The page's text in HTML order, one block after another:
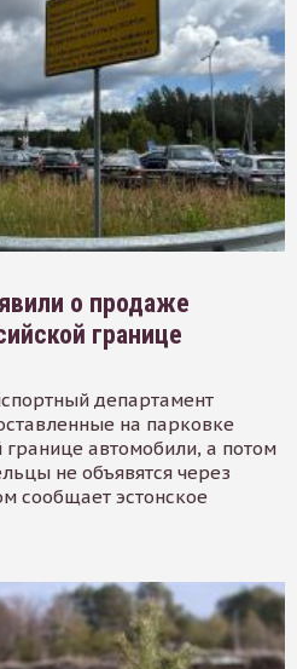
о продаже
границе
департамент
на парковке
автомобили, а потом
не объявятся через
сообщает эстонское